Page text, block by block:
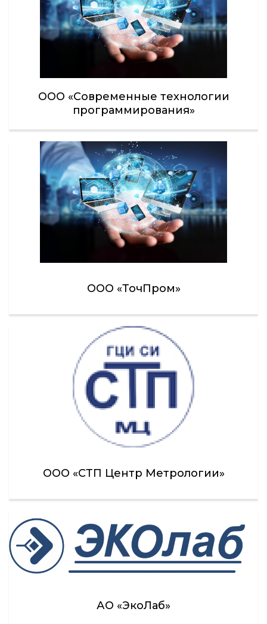
ООО «Современные технологии
программирования»
ООО «ТочПром»
ООО «СТП Центр Метрологии»
АО «ЭкоЛаб»